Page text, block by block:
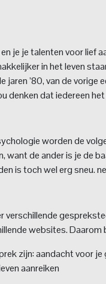
je je talenten voor lief
in het leven
’80, van de vorige
denken dat iedereen
worden de
de ander is je de
is toch wel erg sneu.
verschillende
websites.
zijn: aandacht voor
aanreiken